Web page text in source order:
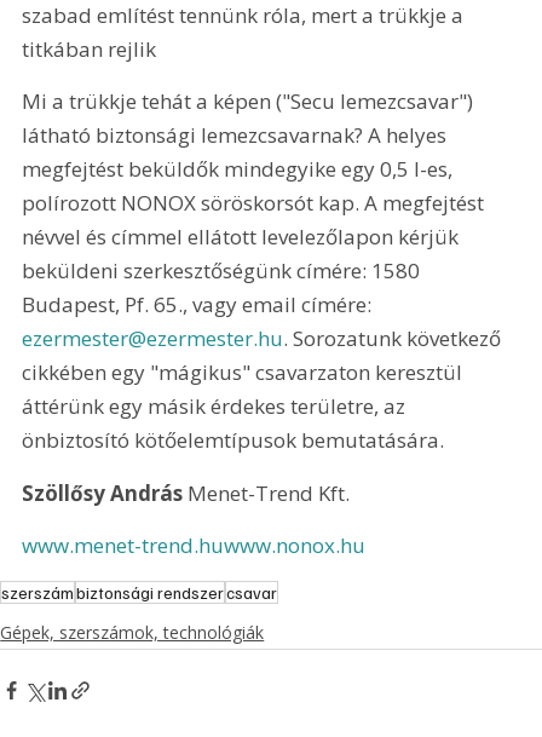
szabad említést tennünk róla, mert a trükkje a
titkában rejlik
Mi a trükkje tehát a képen ("Secu lemezcsavar")
látható biztonsági lemezcsavarnak? A helyes
megfejtést beküldők mindegyike egy 0,5 l-es,
polírozott NONOX söröskorsót kap. A megfejtést
névvel és címmel ellátott levelezőlapon kérjük
beküldeni szerkesztőségünk címére: 1580
Budapest, Pf. 65., vagy email címére:
ezermester@ezermester.hu. Sorozatunk következő
cikkében egy "mágikus" csavarzaton keresztül
áttérünk egy másik érdekes területre, az
önbiztosító kötőelemtípusok bemutatására.
Szöllősy András Menet-Trend Kft.
www.menet-trend.huwww.nonox.hu
szerszámbiztonsági rendszercsavar
Gépek, szerszámok, technológiák